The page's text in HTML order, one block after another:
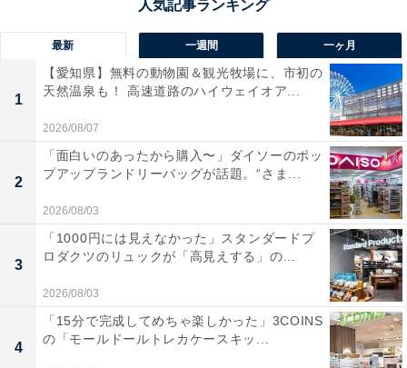
最新 一週間 一ヶ月
1
【愛知県】無料の動物園＆観光牧場に、市初の
天然温泉も！ 高速道路のハイウェイオア...
2026/08/07
2
「面白いのあったから購入〜」ダイソーのポッ
プアップランドリーバッグが話題。“さま...
2026/08/03
3
「1000円には見えなかった」スタンダードプ
ロダクツのリュックが「高見えする」の...
2026/08/03
4
「15分で完成してめちゃ楽しかった」3COINS
の「モールドールトレカケースキッ...